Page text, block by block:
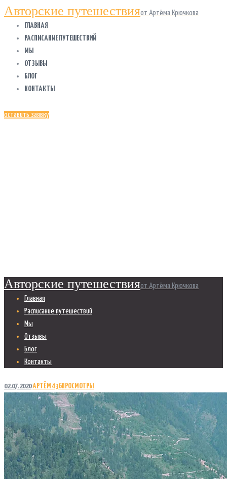
Авторские путешествияот Артёма Крючкова
ГЛАВНАЯ
РАСПИСАНИЕ ПУТЕШЕСТВИЙ
МЫ
ОТЗЫВЫ
БЛОГ
КОНТАКТЫ
оставить заявку
Авторские путешествияот Артёма Крючкова
Главная
Расписание путешествий
Мы
Отзывы
Блог
Контакты
02.07.2020АРТЁМ 436ПРОСМОТРЫ